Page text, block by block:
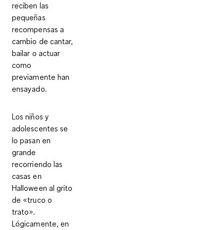
reciben las
pequeñas
recompensas a
cambio de cantar,
bailar o actuar
como
previamente han
ensayado.
Los niños y
adolescentes se
lo pasan en
grande
recorriendo las
casas en
Halloween al grito
de «truco o
trato».
Lógicamente, en